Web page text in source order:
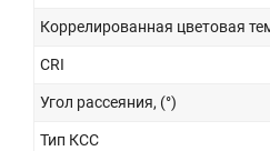
Коррелированная цветовая
CRI
Угол рассеяния, (°)
Тип КСС